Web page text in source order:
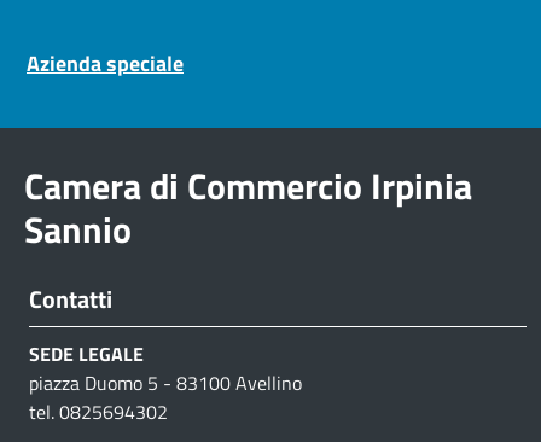
Azienda speciale
Camera di Commercio Irpinia
Sannio
Contatti
SEDE LEGALE
piazza Duomo 5 - 83100 Avellino
tel. 0825694302